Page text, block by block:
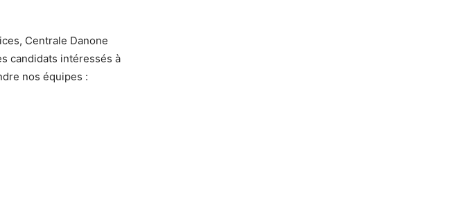
Centrale Danone
candidats intéressés à
nos équipes :